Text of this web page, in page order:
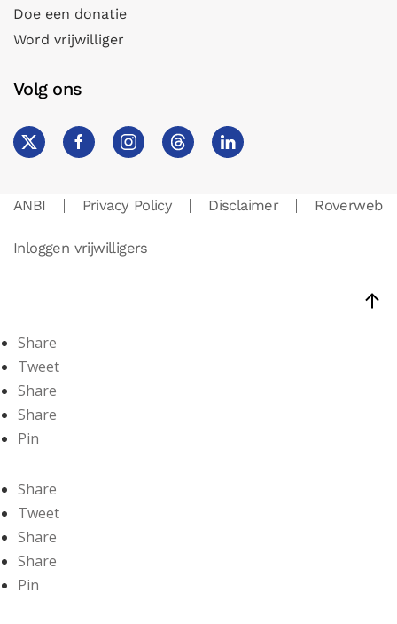
Doe een donatie
Word vrijwilliger
Volg ons
ANBI Privacy Policy Disclaimer Roverweb
Inloggen vrijwilligers
Share
Tweet
Share
Share
Pin
Share
Tweet
Share
Share
Pin